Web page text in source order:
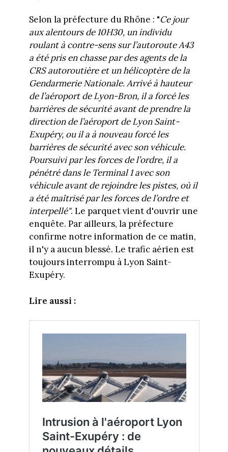
Selon la préfecture du Rhône : "Ce jour
aux alentours de 10H30, un individu
roulant à contre-sens sur l’autoroute A43
a été pris enchasse par des agents de la
CRS autoroutière et un hélicoptère de la
Gendarmerie Nationale. Arrivé à hauteur
de l’aéroport de Lyon-Bron, il a forcé les
barrières de sécurité avant de prendre la
direction de l’aéroport de Lyon Saint-
Exupéry, ou il a à nouveau forcé les
barrières de sécurité avec son véhicule.
Poursuivi par les forces de l’ordre, il a
pénétré dans le Terminal 1 avec son
véhicule avant de rejoindre les pistes, où il
a été maîtrisé par les forces de l’ordre et
interpellé". Le parquet vient d'ouvrir une
enquête. Par ailleurs, la préfecture
confirme notre information de ce matin,
il n'y a aucun blessé. Le trafic aérien est
toujours interrompu à Lyon Saint-
Exupéry.
Lire aussi :